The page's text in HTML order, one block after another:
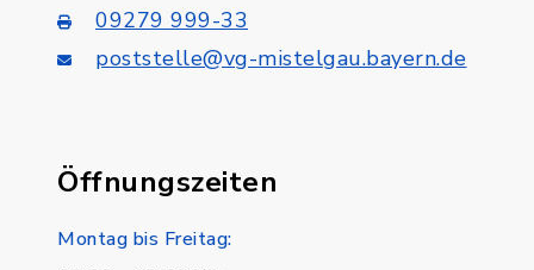
09279 999-33
poststelle@vg-mistelgau.bayern.de
Öffnungszeiten
Montag bis Freitag: